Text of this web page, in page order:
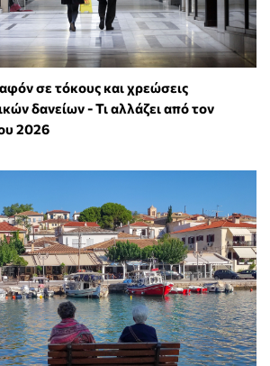
σε τόκους και χρεώσεις
δανείων - Τι αλλάζει από τον
2026